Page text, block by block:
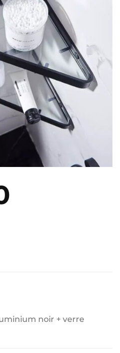
noir + verre